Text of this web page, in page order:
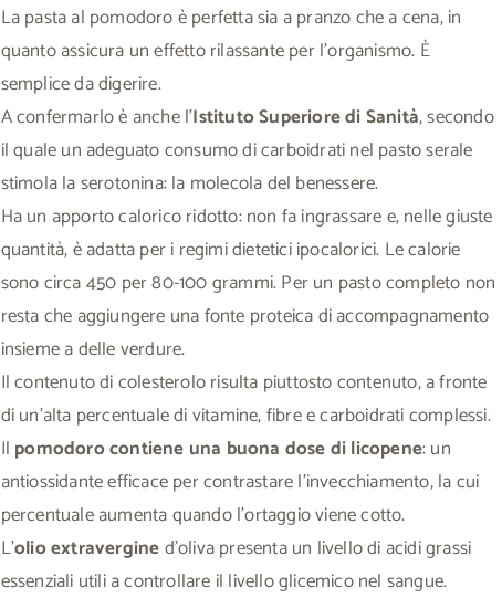
La pasta al pomodoro è perfetta sia a pranzo che a cena, in
quanto assicura un effetto rilassante per l’organismo. È
semplice da digerire.
A confermarlo è anche l’Istituto Superiore di Sanità, secondo
il quale un adeguato consumo di carboidrati nel pasto serale
stimola la serotonina: la molecola del benessere.
Ha un apporto calorico ridotto: non fa ingrassare e, nelle giuste
quantità, è adatta per i regimi dietetici ipocalorici. Le calorie
sono circa 450 per 80-100 grammi. Per un pasto completo non
resta che aggiungere una fonte proteica di accompagnamento
insieme a delle verdure.
Il contenuto di colesterolo risulta piuttosto contenuto, a fronte
di un’alta percentuale di vitamine, fibre e carboidrati complessi.
Il pomodoro contiene una buona dose di licopene: un
antiossidante efficace per contrastare l’invecchiamento, la cui
percentuale aumenta quando l’ortaggio viene cotto.
L’olio extravergined’oliva presenta un livello di acidi grassi
essenziali utili a controllare il livello glicemico nel sangue.